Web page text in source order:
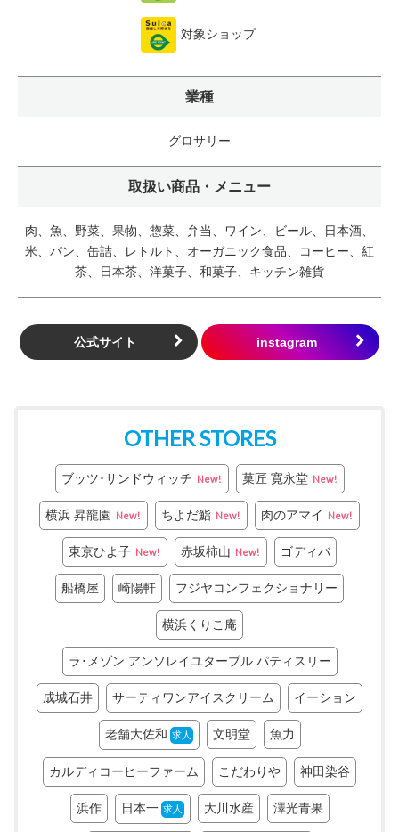
対象ショップ
業種
グロサリー
取扱い商品・メニュー
肉、魚、野菜、果物、惣菜、弁当、ワイン、ビール、日本酒、
米、パン、缶詰、レトルト、オーガニック食品、コーヒー、紅
茶、日本茶、洋菓子、和菓子、キッチン雑貨
公式サイト
OTHER STORES
ブッツ･サンドウィッチ New! 菓匠 寛永堂 New!
横浜 昇龍園 New! ちよだ鮨 New! 肉のアマイ New!
東京ひよ子 New! 赤坂柿山 New! ゴディバ
船橋屋 崎陽軒 フジヤコンフェクショナリー
横浜くりこ庵
ラ･メゾン アンソレイユターブル パティスリー
成城石井 サーティワンアイスクリーム イーション
老舗大佐和 求人 文明堂 魚力
カルディコーヒーファーム こだわりや 神田染谷
浜作 日本一 求人 大川水産 澤光青果